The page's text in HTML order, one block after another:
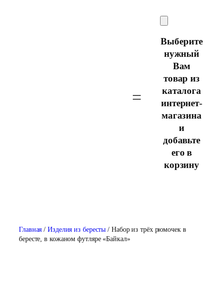
Выберите
нужный
Вам
товар из
каталога
интернет-
магазина
и
добавьте
его в
корзину
Главная /Изделия из бересты / Набор из трёх рюмочек в
бересте, в кожаном футляре «Байкал»